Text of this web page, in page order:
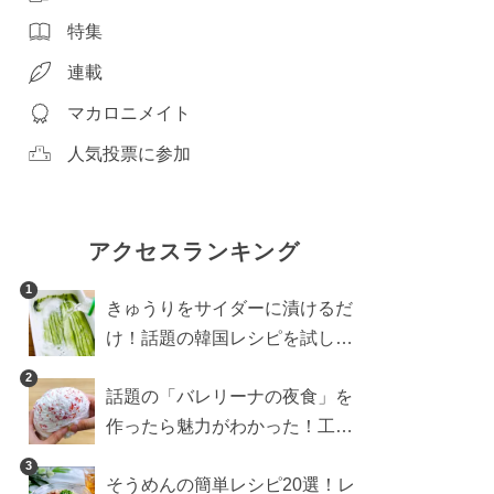
特集
連載
マカロニメイト
人気投票に参加
アクセスランキング
1
きゅうりをサイダーに漬けるだ
け！話題の韓国レシピを試した
2
話題の「バレリーナの夜食」を
作ったら魅力がわかった！工程
3
そうめんの簡単レシピ20選！レ